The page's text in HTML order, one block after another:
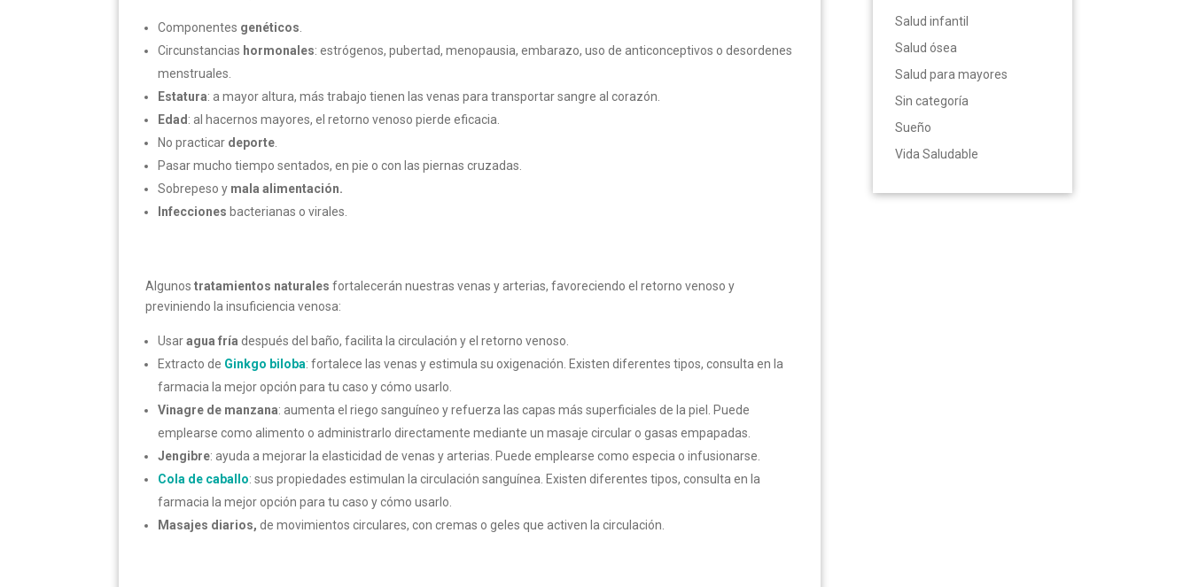
Componentes genéticos
Circunstancias hormonales: estrógenos, pubertad, menopausia, embarazo, uso de anticonceptivos o desordenes
menstruales.
Estatura: a mayor altura, más trabajo tienen las venas para transportar sangre al corazón.
Edad : al hacernos mayores, el retorno venoso pierde eficacia.
No practicar deporte
Pasar mucho tiempo sentados, en pie o con las piernas cruzadas.
Sobrepeso y mala alimentación.
Infecciones bacterianas o virales.
Algunostratamientos naturales fortalecerán nuestras venas y arterias, favoreciendo el retorno venoso y
previniendo la insuficiencia venosa:
Usaragua fría después del baño, facilita la circulación y el retorno venoso.
Extracto de Ginkgo biloba: fortalece las venas y estimula su oxigenación. Existen diferentes tipos, consulta en la
farmacia la mejor opción para tu caso y cómo usarlo.
Vinagre de manzana: aumenta el riego sanguíneo y refuerza las capas más superficiales de la piel. Puede
emplearse como alimento o administrarlo directamente mediante un masaje circular o gasas empapadas.
Jengibre: ayuda a mejorar la elasticidad de venas y arterias. Puede emplearse como especia o infusionarse.
Cola de caballo: sus propiedades estimulan la circulación sanguínea. Existen diferentes tipos, consulta en la
farmacia la mejor opción para tu caso y cómo usarlo.
Masajes diarios, de movimientos circulares, con cremas o geles que activen la circulación.
Salud infantil
Salud ósea
Salud para mayores
Sin categoría
Sueño
Vida Saludable